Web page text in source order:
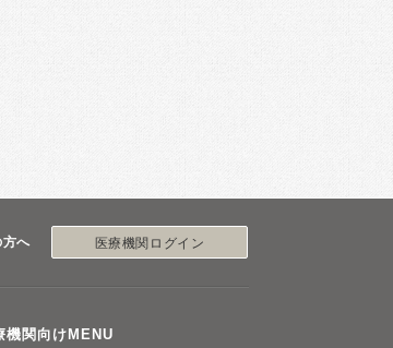
方へ 医療機関ログイン
機関向けMENU